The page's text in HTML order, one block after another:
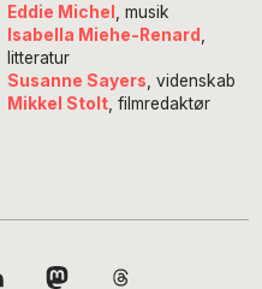
Eddie Michel
, musik
Isabella Miehe-Renard
litteratur
Susanne Sayers , videnskab
Mikkel Stolt, filmredaktør